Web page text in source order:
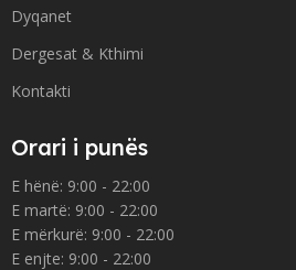
Dyqanet
Dergesat & Kthimi
Kontakti
Orari i punës
E hënë: 9:00 - 22:00
E martë: 9:00 - 22:00
E mërkurë: 9:00 - 22:00
E enjte: 9:00 - 22:00